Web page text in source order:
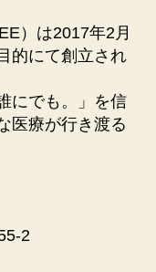
）は2017年2月
的にて創立され
にでも。」を信
医療が行き渡る
2